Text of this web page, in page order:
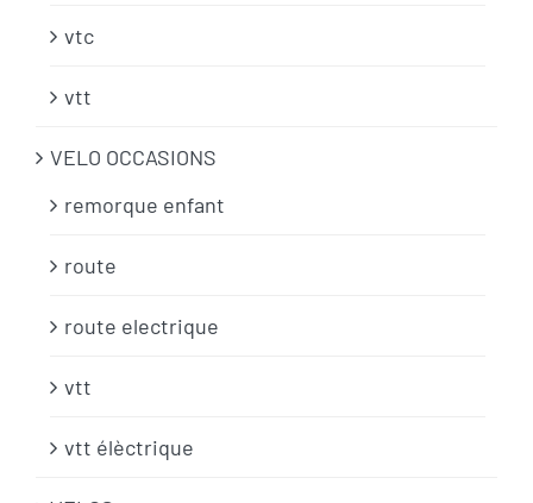
vtc
vtt
VELO OCCASIONS
remorque enfant
route
route electrique
vtt
vtt élèctrique